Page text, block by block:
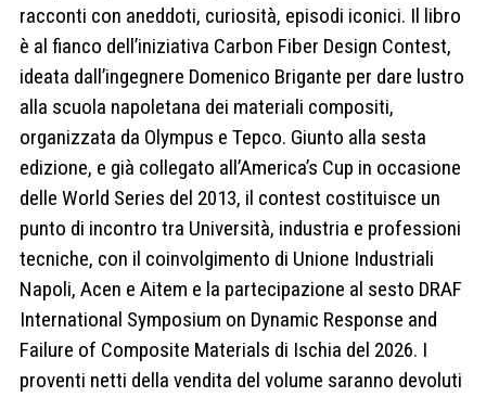
racconti con aneddoti, curiosità, episodi iconici. Il libro
è al fianco dell’iniziativa Carbon Fiber Design Contest,
ideata dall’ingegnere Domenico Brigante per dare lustro
alla scuola napoletana dei materiali compositi,
organizzata da Olympus e Tepco. Giunto alla sesta
edizione, e già collegato all’America’s Cup in occasione
delle World Series del 2013, il contest costituisce un
punto di incontro tra Università, industria e professioni
tecniche, con il coinvolgimento di Unione Industriali
Napoli, Acen e Aitem e la partecipazione al sesto DRAF
International Symposium on Dynamic Response and
Failure of Composite Materials di Ischia del 2026. I
proventi netti della vendita del volume saranno devoluti